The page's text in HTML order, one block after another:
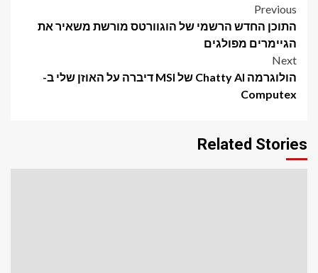
Post
navigation
Previous
התוכן החדש הרשמי של הוגוורטס מורשת משאיר את
הגיימרים מפולגים
Next
הולוגרמה Chatty AI של MSI דיברה על האוזן שלי ב-
Computex
Related Stories